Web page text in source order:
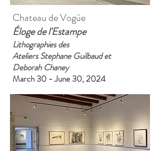
Chateau de Vogüe
Éloge de l'Estampe​
Lithographies des
AteliersStephane Guilbaud et
Deborah Chaney
March 30 - June 30, 2024